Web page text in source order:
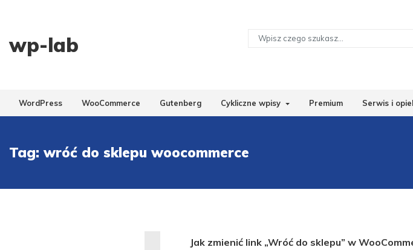
wp-lab
WordPress WooCommerce Gutenberg Cykliczne wpisy Premium Serwis i
Tag: wróć do sklepu woocommerce
Jak zmienić link „Wróć do sklepu” w